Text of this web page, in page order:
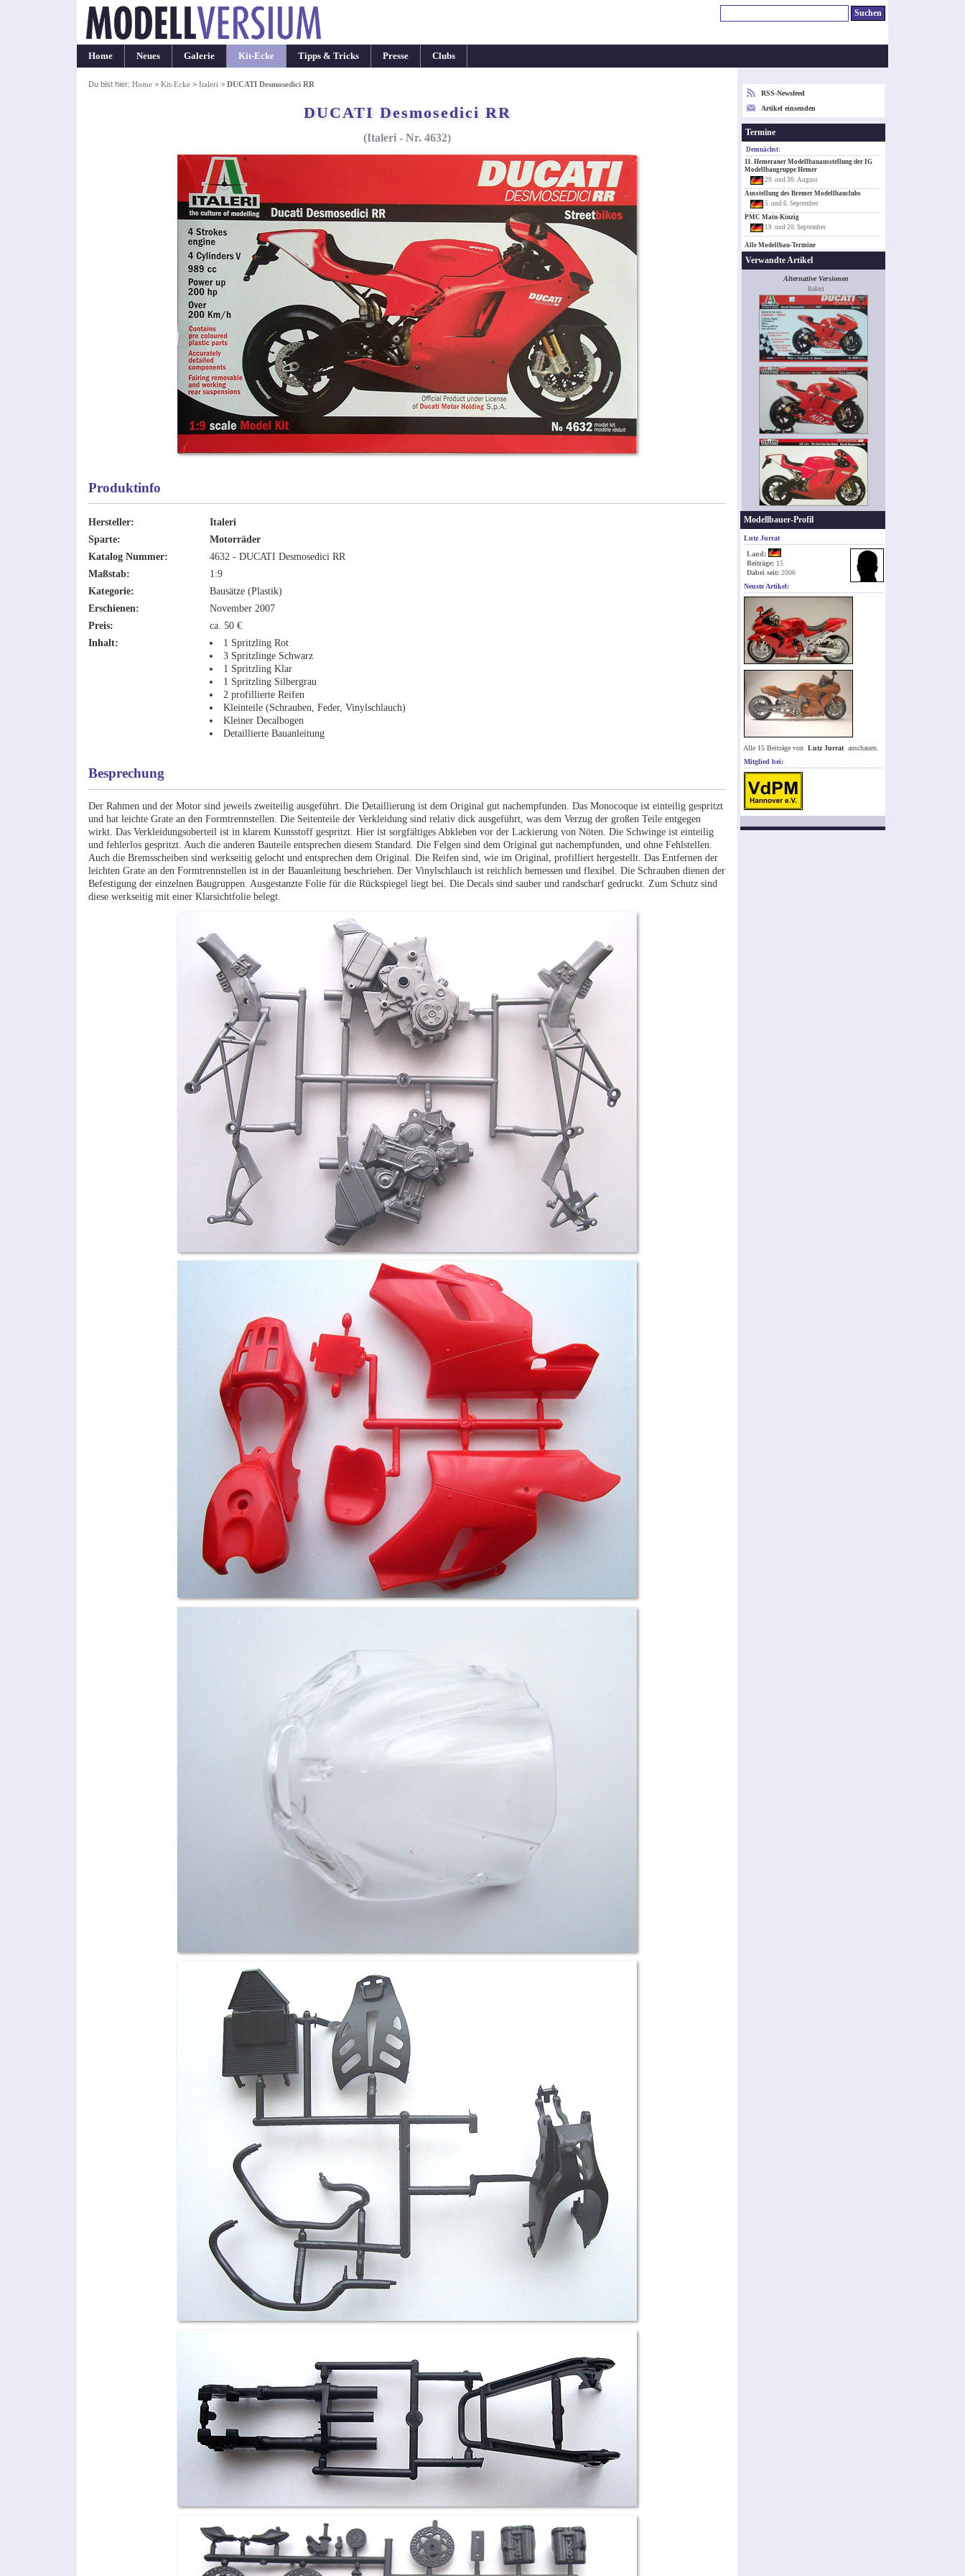
Home Neues Galerie Kit-Ecke Tipps & Tricks Presse Clubs
Du bist hier: Home> Kit-Ecke> Italeri > DUCATI Desmosedici RR
DUCATI Desmosedici RR
(Italeri - Nr. 4632)
Produktinfo
Hersteller:
Italeri
Sparte:
Motorräder
Katalog Nummer:
4632 - DUCATI Desmosedici RR
Maßstab:
1:9
Kategorie:
Bausätze (Plastik)
Erschienen:
November 2007
Preis:
ca. 50 €
Inhalt:
1 Spritzling Rot
3 Spritzlinge Schwarz
1 Spritzling Klar
1 Spritzling Silbergrau
2 profillierte Reifen
Kleinteile (Schrauben, Feder, Vinylschlauch)
Kleiner Decalbogen
Detaillierte Bauanleitung
Besprechung
Der Rahmen und der Motor sind jeweils zweiteilig ausgeführt. Die Detaillierung ist dem Original gut nachempfunden. Das Monocoque ist einteilig gespritzt
und hat leichte Grate an den Formtrennstellen. Die Seitenteile der Verkleidung sind relativ dick ausgeführt, was dem Verzug der großen Teile entgegen
wirkt. Das Verkleidungsoberteil ist in klarem Kunsstoff gespritzt. Hier ist sorgfältiges Abkleben vor der Lackierung von Nöten. Die Schwinge ist einteilig
und fehlerlos gespritzt. Auch die anderen Bauteile entsprechen diesem Standard. Die Felgen sind dem Original gut nachempfunden, und ohne Fehlstellen.
Auch die Bremsscheiben sind werkseitig gelocht und entsprechen dem Original. Die Reifen sind, wie im Original, profilliert hergestellt. Das Entfernen der
leichten Grate an den Formtrennstellen ist in der Bauanleitung beschrieben. Der Vinylschlauch ist reichlich bemessen und flexibel. Die Schrauben dienen der
Befestigung der einzelnen Baugruppen. Ausgestanzte Folie für die Rückspiegel liegt bei. Die Decals sind sauber und randscharf gedruckt. Zum Schutz sind
diese werkseitig mit einer Klarsichtfolie belegt.
RSS-Newsfeed
Artikel einsenden
Termine
Demnächst:
11. Hemeraner Modellbauausstellung der IG
Modellbaugruppe Hemer
29. und 30. August
Ausstellung des Bremer Modellbauclubs
5. und 6. September
PMC Main-Kinzig
19. und 20. September
Alle Modellbau-Termine
Verwandte Artikel
Alternative Versionen
Italeri
Modellbauer-Profil
Lutz Jurrat
Land:
Beiträge: 15
Dabei seit: 2006
Neuste Artikel:
Alle 15 Beiträge von Lutz Jurrat anschauen.
Mitglied bei: